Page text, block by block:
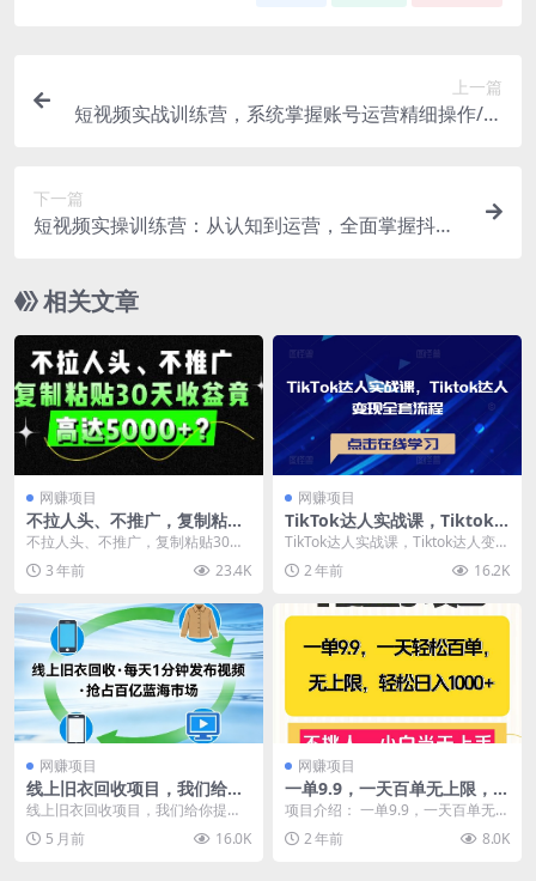
上一篇
短视频实战训练营，系统掌握账号运营精细操作/全
下一篇
短视频实操训练营：从认知到运营，全面掌握抖音
相关文章
网赚项目
不拉人头、不推广，复制粘贴
30天收益竟高达5000+？
不拉人头、不推广，复制粘贴30天
收益竟高达5000+？ 全网中，不拉
人头、不推广...
3 年前 23.4K
网赚项目
TikTok达人实战课，Tiktok
达人变现全套流程
TikTok达人实战课，Tiktok达人变现
全套流程 课程内容： 1-第一节：T...
2 年前 16.2K
网赚项目
线上旧衣回收项目，我们给你
提供视频，每天花一分钟发布
视频，抢占百亿蓝海市场【揭
秘】
线上旧衣回收项目，我们给你提供
视频，每天花一分钟发布视频，抢
占百亿蓝海市场【揭秘...
5 月前 16.0K
网赚项目
一单9.9，一天百单无上限，不
挑人，小白当天上手，轻松日
入1000+
项目介绍： 一单9.9，一天百单无上
限，不挑人，小白当天上手，黑科
技玩法 轻松日...
2 年前 8.0K